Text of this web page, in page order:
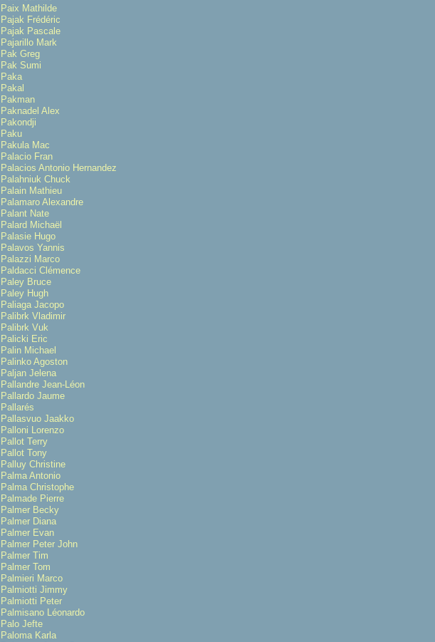
Paix Mathilde
Pajak Frédéric
Pajak Pascale
Pajarillo Mark
Pak Greg
Pak Sumi
Paka
Pakal
Pakman
Paknadel Alex
Pakondji
Paku
Pakula Mac
Palacio Fran
Palacios Antonio Hernandez
Palahniuk Chuck
Palain Mathieu
Palamaro Alexandre
Palant Nate
Palard Michaël
Palasie Hugo
Palavos Yannis
Palazzi Marco
Paldacci Clémence
Paley Bruce
Paley Hugh
Paliaga Jacopo
Palibrk Vladimir
Palibrk Vuk
Palicki Eric
Palin Michael
Palinko Agoston
Paljan Jelena
Pallandre Jean-Léon
Pallardo Jaume
Pallarés
Pallasvuo Jaakko
Palloni Lorenzo
Pallot Terry
Pallot Tony
Palluy Christine
Palma Antonio
Palma Christophe
Palmade Pierre
Palmer Becky
Palmer Diana
Palmer Evan
Palmer Peter John
Palmer Tim
Palmer Tom
Palmieri Marco
Palmiotti Jimmy
Palmiotti Peter
Palmisano Léonardo
Palo Jefte
Paloma Karla